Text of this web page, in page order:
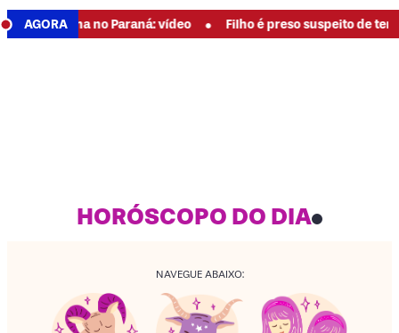
AGORAno Paraná: vídeo • Filho é preso suspeito de tentar
HORÓSCOPO DO DIA
NAVEGUE ABAIXO: